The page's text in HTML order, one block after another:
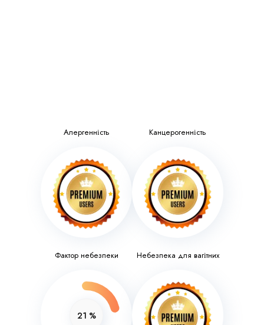
Алергенність Канцерогенність
Фактор небезпеки
21 %
Небезпека для вагітних